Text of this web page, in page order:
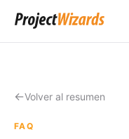
Volver al resumen
FAQ